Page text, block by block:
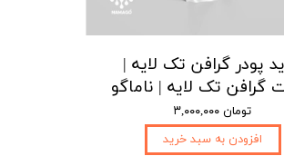
پودر گرافن تک لایه |
گرافن تک لایه | ناماگو
۳,۰۰۰,۰۰۰ تومان
افزودن به سبد خرید